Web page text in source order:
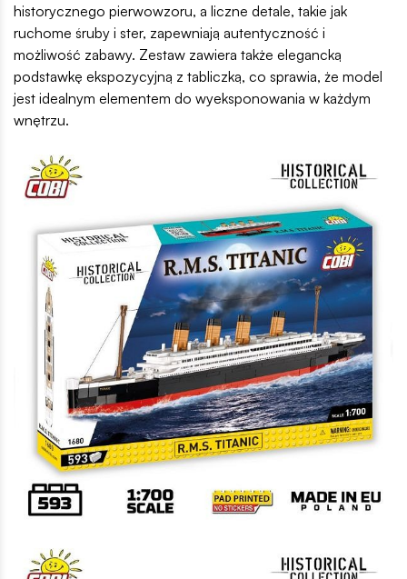
historycznego pierwowzoru, a liczne detale, takie jak
ruchome śruby i ster, zapewniają autentyczność i
możliwość zabawy. Zestaw zawiera także elegancką
podstawkę ekspozycyjną z tabliczką, co sprawia, że model
jest idealnym elementem do wyeksponowania w każdym
wnętrzu.